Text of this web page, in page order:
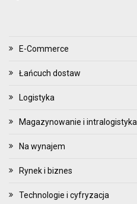
E-Commerce
Łańcuch dostaw
Logistyka
Magazynowanie i intralogistyka
Na wynajem
Rynek i biznes
Technologie i cyfryzacja